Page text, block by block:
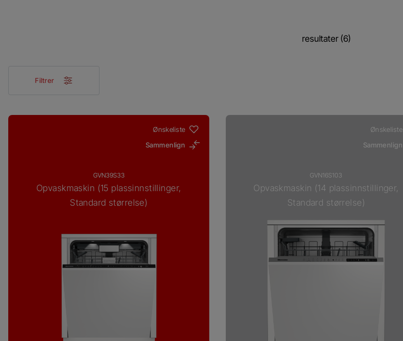
resultater (6)
Filtrer
Ønskeliste
Sammenlign
GVN39S33
Opvaskmaskin (15 plassinnstillinger,
Standard størrelse)
Ønskeliste
Sammenlign
GVN16S103
Opvaskmaskin (14 plassinnstillinger,
Standard størrelse)